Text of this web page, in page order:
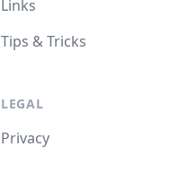
Links
Tips & Tricks
LEGAL
Privacy